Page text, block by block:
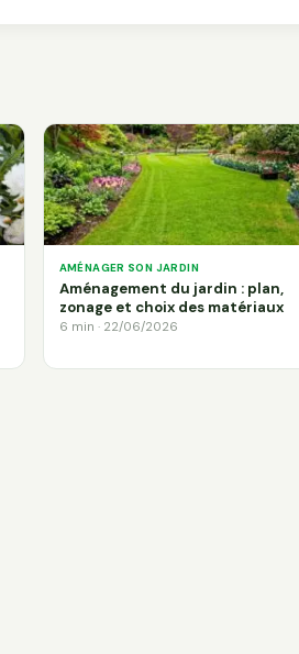
AMÉNAGER SON JARDIN
Aménagement du jardin : plan,
zonage et choix des matériaux
6 min · 22/06/2026